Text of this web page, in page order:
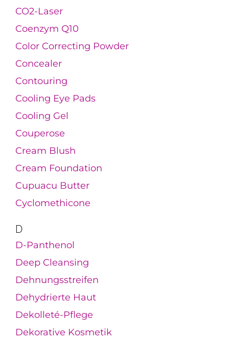
CO2-Laser
Coenzym Q10
Color Correcting Powder
Concealer
Contouring
Cooling Eye Pads
Cooling Gel
Couperose
Cream Blush
Cream Foundation
Cupuacu Butter
Cyclomethicone
D
D-Panthenol
Deep Cleansing
Dehnungsstreifen
Dehydrierte Haut
Dekolleté-Pflege
Dekorative Kosmetik